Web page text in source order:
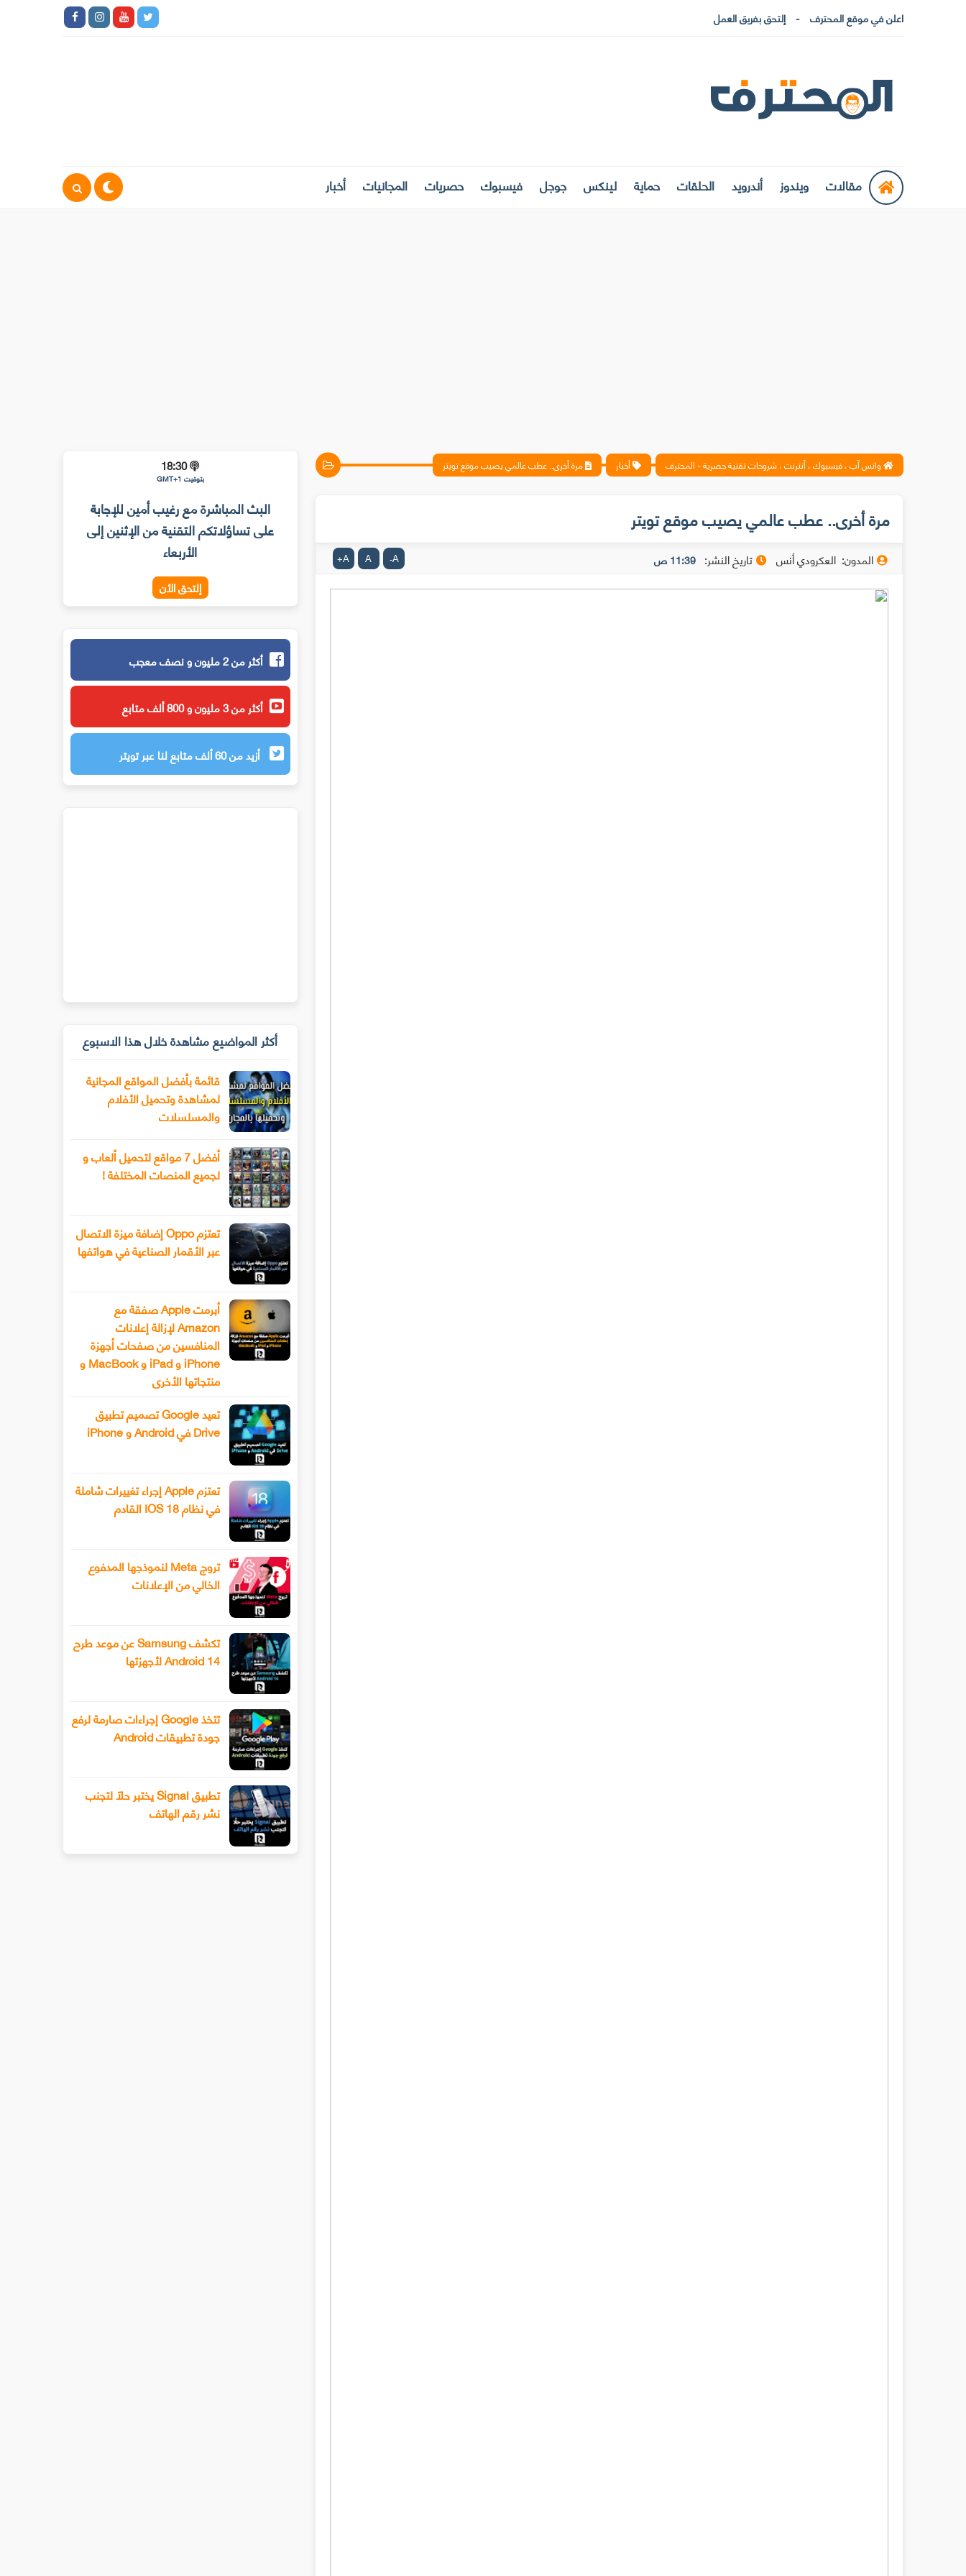
اعلن في موقع المحترف إلتحق بفريق العمل
مقالات ويندوز أندرويد الحلقات حماية لينكس جوجل فيسبوك حصريات المجانيات أخبار
واتس آب ، فيسبوك ، أنترنت ، شروحات تقنية حصرية - المحترف أخبار مرة أخرى.. عطب عالمي يصيب موقع تويتر
مرة أخرى.. عطب عالمي يصيب موقع تويتر
المدون: العكرودي أنس تاريخ النشر: 11:39 ص A
-
A
A
+
18:30
بتوقيت GMT+1
البث المباشرة مع رغيب أمين للإجابة
على تساؤلاتكم التقنية من الإثنين إلى
الأربعاء
إلتحق الأن
أكثر من 2 مليون و نصف معجب
أكثر من 3 مليون و 800 ألف متابع
أزيد من 60 ألف متابع لنا عبر تويتر
أكثر المواضيع مشاهدة خلال هذا الاسبوع
قائمة بأفضل المواقع المجانية
لمشاهدة وتحميل الأفلام
والمسلسلات
أفضل 7 مواقع لتحميل ألعاب و
لجميع المنصات المختلفة !
تعتزم Oppo إضافة ميزة الاتصال
عبر الأقمار الصناعية في هواتفها
أبرمت Apple صفقة مع
Amazon لإزالة إعلانات
المنافسين من صفحات أجهزة
iPhone و iPad و MacBook و
منتجاتها الأخرى
تعيد Google تصميم تطبيق
Drive في Android و iPhone
تعتزم Apple إجراء تغييرات شاملة
في نظام IOS 18 القادم
تروج Meta لنموذجها المدفوع
الخالي من الإعلانات
تكشف Samsung عن موعد طرح
Android 14 لأجهزتها
تتخذ Google إجراءات صارمة لرفع
جودة تطبيقات Android
تطبيق Signal يختبر حلًا لتجنب
نشر رقم الهاتف